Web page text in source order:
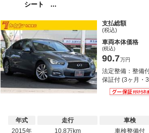
シート ...
支払総額
(税込)
車両本体価格
(税込)
90.7万円
法定整備：整備
保証付 (3ヶ月・
年式
2015年
走行
10.8万km
車検
車検整備付